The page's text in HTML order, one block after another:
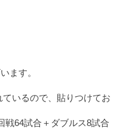
ます。
いるので、貼りつけてお
戦64試合＋ダブルス8試合